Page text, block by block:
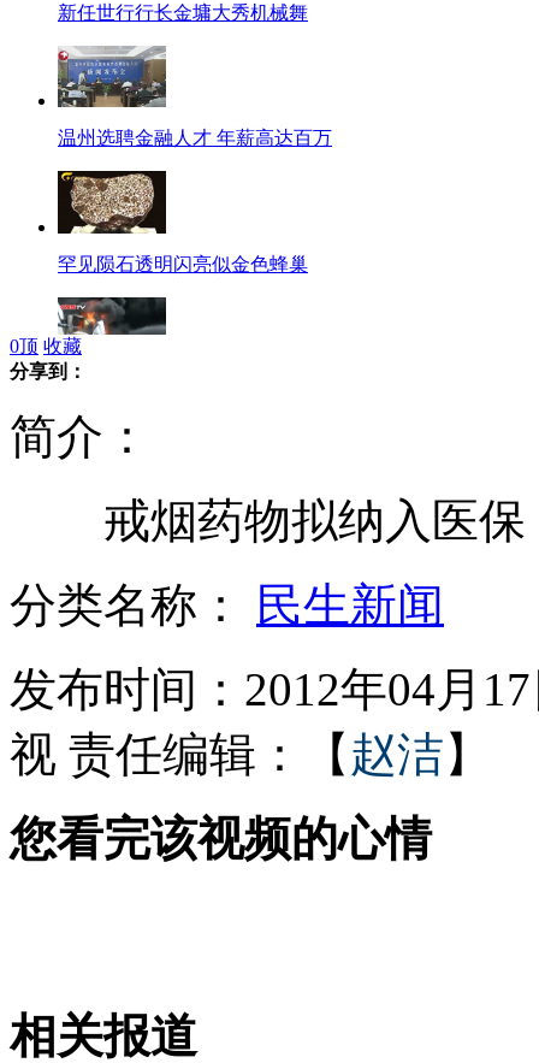
新任世行行长金墉大秀机械舞
温州选聘金融人才 年薪高达百万
罕见陨石透明闪亮似金色蜂巢
舒淇卷口水战 感谢朋友贴心支持
高圆圆、赵又廷姐弟恋曝光？
问题胶囊是造假还是投毒？
0顶 收藏
分享到：
简介：
戒烟药物拟纳入医保
分类名称：
民生新闻
发布时间：2012年04月
视 责任编辑：【 赵洁】
您看完该视频的心情
相关报道